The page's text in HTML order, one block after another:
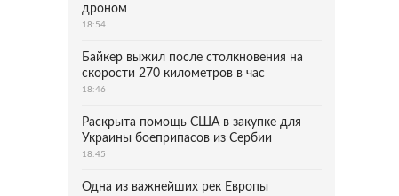
дроном
18:54
Байкер выжил после столкновения на
скорости 270 километров в час
18:46
Раскрыта помощь США в закупке для
Украины боеприпасов из Сербии
18:45
Одна из важнейших рек Европы